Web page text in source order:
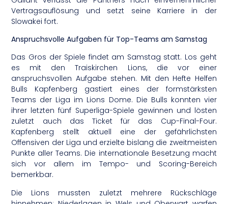
Vertragsauflösung und setzt seine Karriere in der
Slowakei fort.
Anspruchsvolle Aufgaben für Top-Teams am Samstag
Das Gros der Spiele findet am Samstag statt. Los geht
es mit den Traiskirchen Lions, die vor einer
anspruchsvollen Aufgabe stehen. Mit den Hefte Helfen
Bulls Kapfenberg gastiert eines der formstärksten
Teams der Liga im Lions Dome. Die Bulls konnten vier
ihrer letzten fünf Superliga-Spiele gewinnen und lösten
zuletzt auch das Ticket für das Cup-Final-Four.
Kapfenberg stellt aktuell eine der gefährlichsten
Offensiven der Liga und erzielte bislang die zweitmeisten
Punkte aller Teams. Die internationale Besetzung macht
sich vor allem im Tempo- und Scoring-Bereich
bemerkbar.
Die Lions mussten zuletzt mehrere Rückschläge